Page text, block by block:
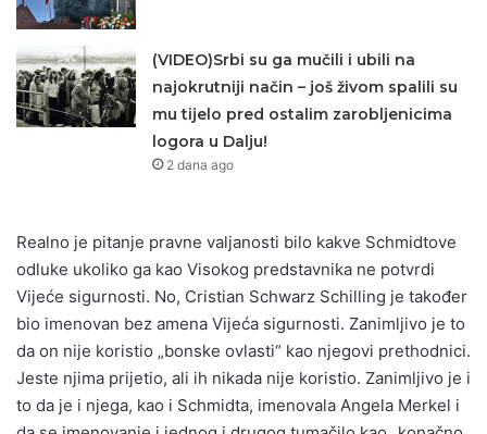
(VIDEO)Srbi su ga mučili i ubili na
najokrutniji način – još živom spalili su
mu tijelo pred ostalim zarobljenicima
logora u Dalju!
2 dana ago
Realno je pitanje pravne valjanosti bilo kakve Schmidtove
odluke ukoliko ga kao Visokog predstavnika ne potvrdi
Vijeće sigurnosti. No, Cristian Schwarz Schilling je također
bio imenovan bez amena Vijeća sigurnosti. Zanimljivo je to
da on nije koristio „bonske ovlasti“ kao njegovi prethodnici.
Jeste njima prijetio, ali ih nikada nije koristio. Zanimljivo je i
to da je i njega, kao i Schmidta, imenovala Angela Merkel i